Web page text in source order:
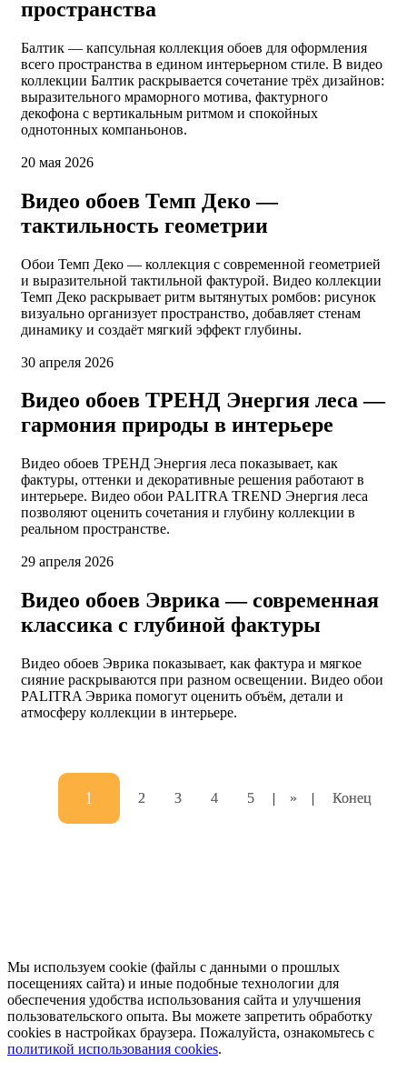
пространства
Балтик — капсульная коллекция обоев для оформления
всего пространства в едином интерьерном стиле. В видео
коллекции Балтик раскрывается сочетание трёх дизайнов:
выразительного мраморного мотива, фактурного
декофона с вертикальным ритмом и спокойных
однотонных компаньонов.
20 мая 2026
Видео обоев Темп Деко —
тактильность геометрии
Обои Темп Деко — коллекция с современной геометрией
и выразительной тактильной фактурой. Видео коллекции
Темп Деко раскрывает ритм вытянутых ромбов: рисунок
визуально организует пространство, добавляет стенам
динамику и создаёт мягкий эффект глубины.
30 апреля 2026
Видео обоев ТРЕНД Энергия леса —
гармония природы в интерьере
Видео обоев ТРЕНД Энергия леса показывает, как
фактуры, оттенки и декоративные решения работают в
интерьере. Видео обои PALITRA TREND Энергия леса
позволяют оценить сочетания и глубину коллекции в
реальном пространстве.
29 апреля 2026
Видео обоев Эврика — современная
классика с глубиной фактуры
Видео обоев Эврика показывает, как фактура и мягкое
сияние раскрываются при разном освещении. Видео обои
PALITRA Эврика помогут оценить объём, детали и
атмосферу коллекции в интерьере.
1 2 3 4 5 | » | Конец
Мы используем cookie (файлы с данными о прошлых
посещениях сайта) и иные подобные технологии для
обеспечения удобства использования сайта и улучшения
пользовательского опыта. Вы можете запретить обработку
сookies в настройках браузера. Пожалуйста, ознакомьтесь с
политикой использования cookies.